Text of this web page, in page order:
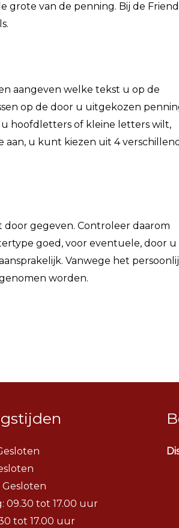
grote van de penning. Bij de
aangeven welke tekst u op de
op de door u uitgekozen
hoofdletters of kleine letters wilt,
aan, u kunt kiezen uit 4
gegeven. Controleer daarom
goed, voor eventuele, door u
Vanwege het
worden.
Gesloten
09.30 tot 17.00 uur
tot 17.00 uur